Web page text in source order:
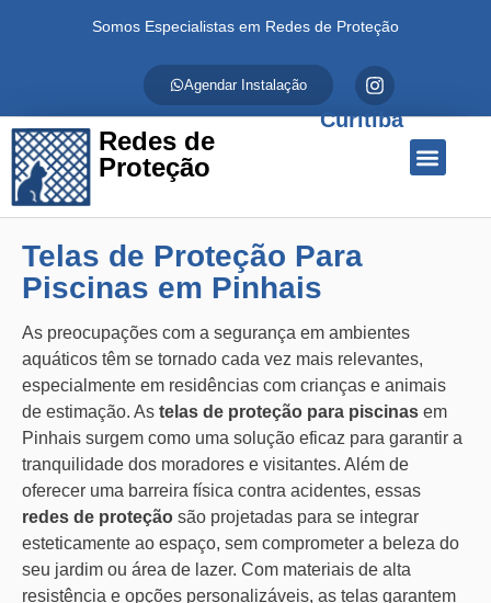
Somos Especialistas em Redes de Proteção
Agendar Instalação
Redes de
Proteção
Curitiba
Telas de Proteção Para
Piscinas em Pinhais
As preocupações com a segurança em ambientes
aquáticos têm se tornado cada vez mais relevantes,
especialmente em residências com crianças e animais
de estimação. As telas de proteção para piscinas em
Pinhais surgem como uma solução eficaz para garantir a
tranquilidade dos moradores e visitantes. Além de
oferecer uma barreira física contra acidentes, essas
redes de proteção são projetadas para se integrar
esteticamente ao espaço, sem comprometer a beleza do
seu jardim ou área de lazer. Com materiais de alta
resistência e opções personalizáveis, as telas garantem